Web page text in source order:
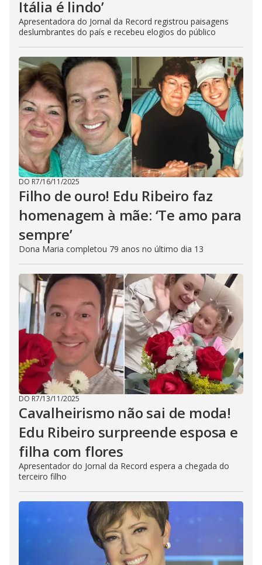
Itália é lindo’
Apresentadora do Jornal da Record registrou paisagens
deslumbrantes do país e recebeu elogios do público
DO R7/16/11/2025
Filho de ouro! Edu Ribeiro faz
homenagem à mãe: ‘Te amo para
sempre’
Dona Maria completou 79 anos no último dia 13
DO R7/13/11/2025
Cavalheirismo não sai de moda!
Edu Ribeiro surpreende esposa e
filha com flores
Apresentador do Jornal da Record espera a chegada do
terceiro filho